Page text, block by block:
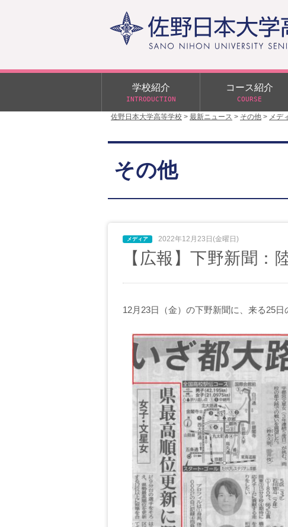
佐野日本大学高等学校 > 最新ニュース > その他 > メデ
学校紹介
INTRODUCTION
学校案内
広報佐野日大
コース紹介
COURSE
αクラス
N進学クラス（Nクラス）
スクールバス
学則（令和8年度～）
日大DAY
学校案内パンフレット
サニチヒーローズ
その他
2022年12月23日(金曜日)
【広報】下野新聞：
12月23日（金）の下野新聞に、来る25